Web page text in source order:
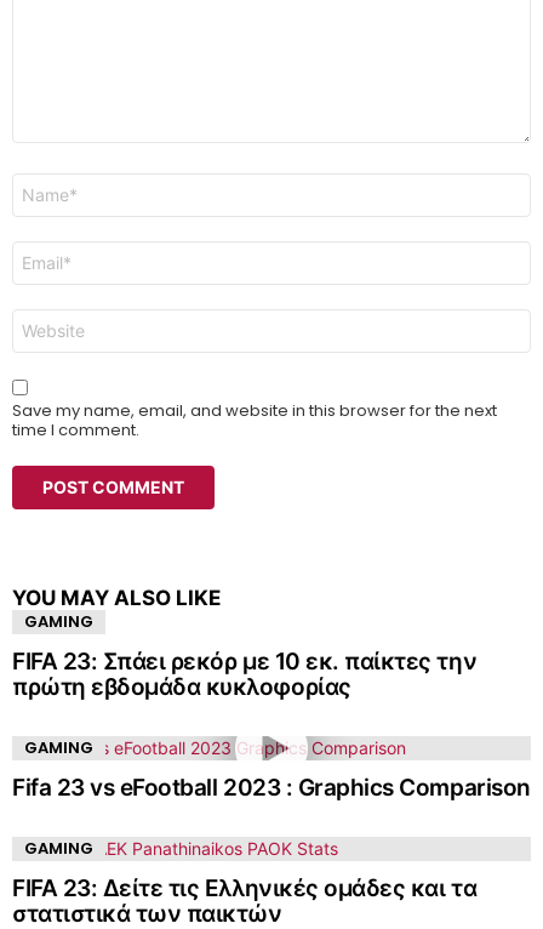
Name
Email
Website
Save my name, email, and website in this browser for the next
time I comment.
YOU MAY ALSO LIKE
GAMING
FIFA 23: Σπάει ρεκόρ με 10 εκ. παίκτες την
πρώτη εβδομάδα κυκλοφορίας
GAMING
Fifa 23 vs eFootball 2023 : Graphics Comparison
GAMING
FIFA 23: Δείτε τις Ελληνικές ομάδες και τα
στατιστικά των παικτών